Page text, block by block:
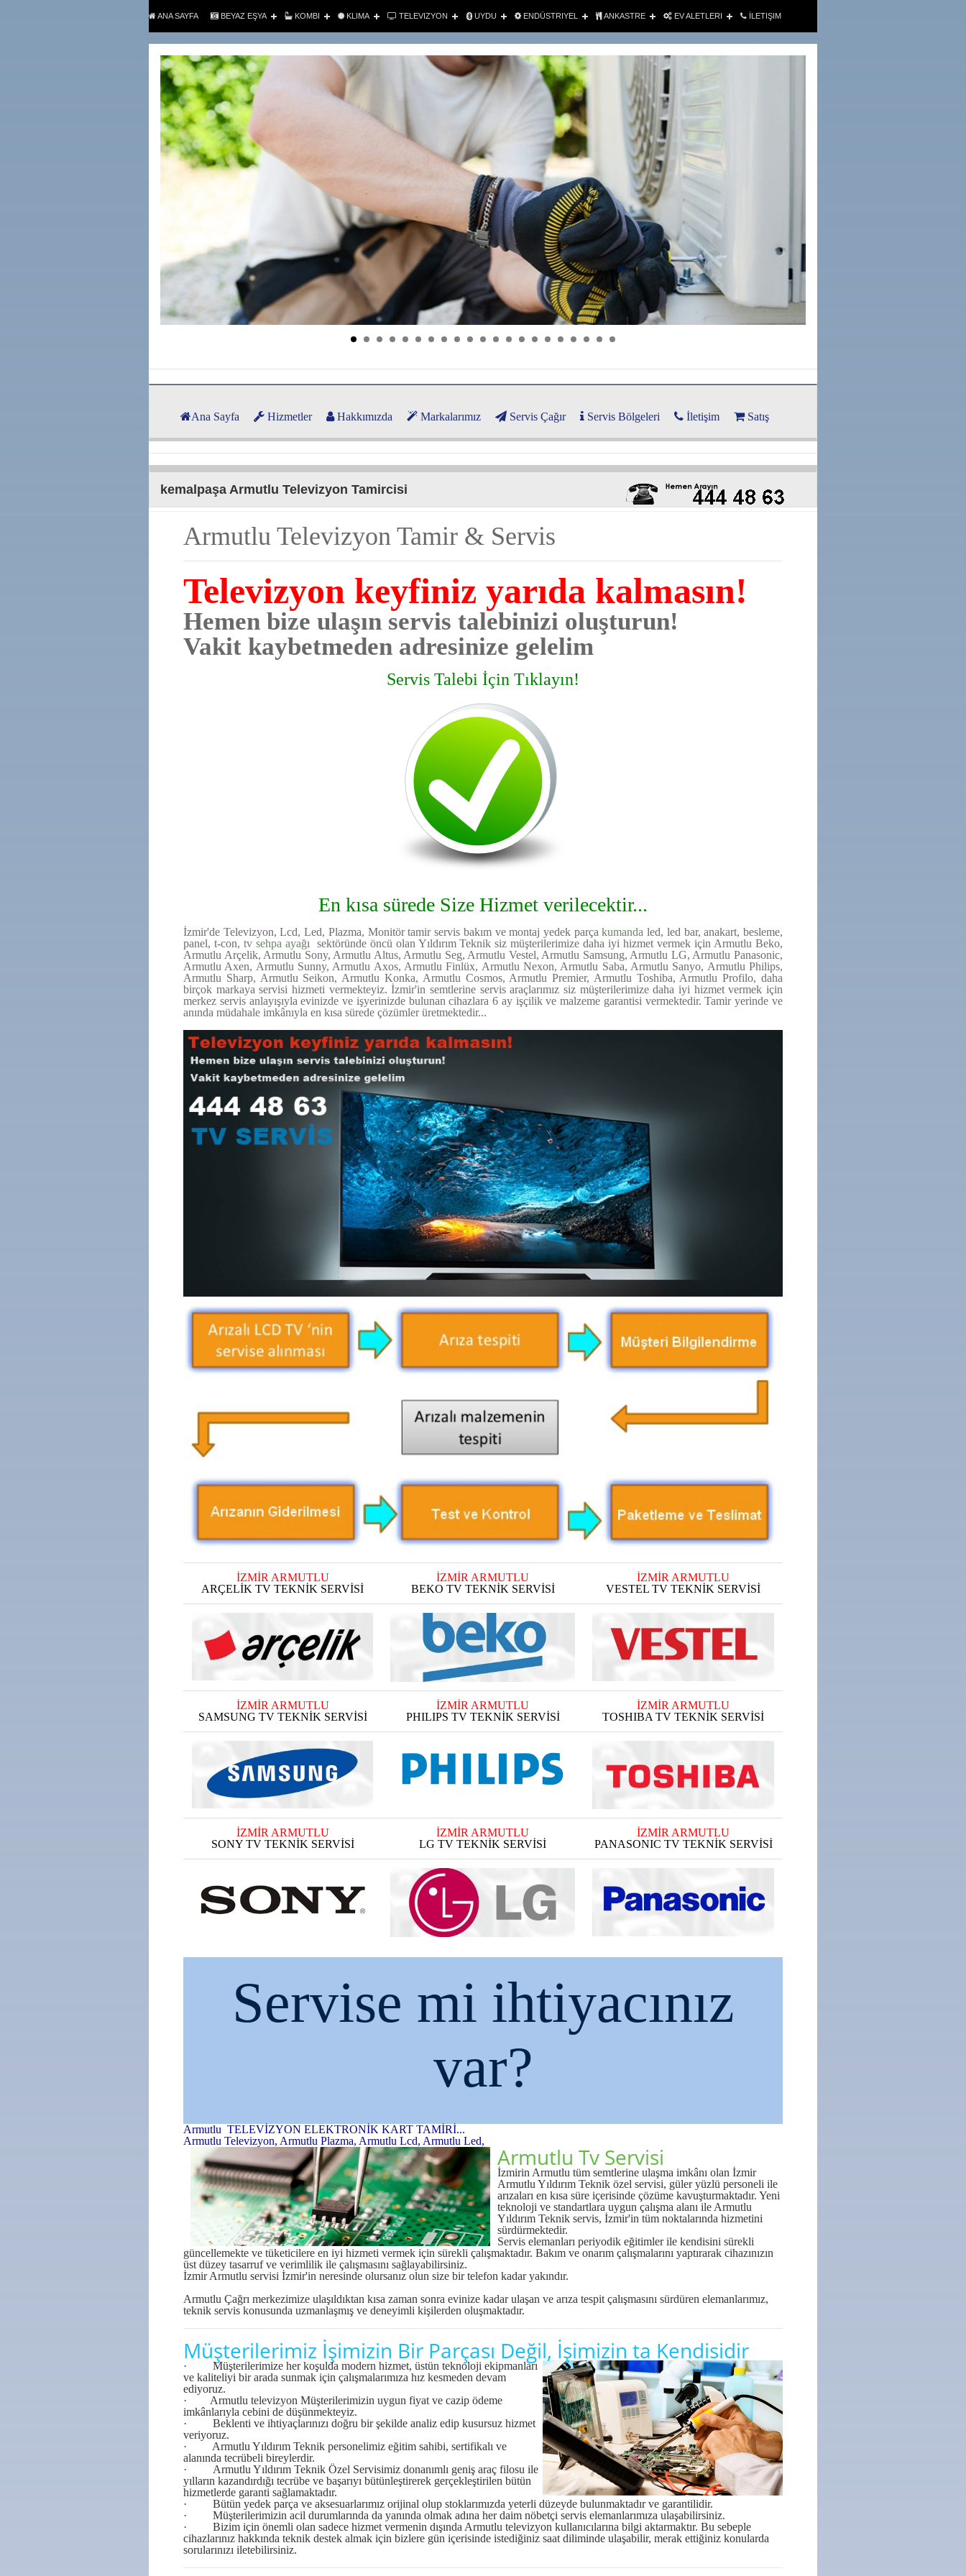
ANA SAYFA BEYAZ EŞYA KOMBI KLIMA TELEVIZYON UYDU ENDÜSTRIYEL ANKASTRE EV ALETLERI İLETIŞIM
Ana Sayfa Hizmetler Hakkımızda Markalarımız Servis Çağır Servis Bölgeleri İletişim Satış
kemalpaşa Armutlu Televizyon Tamircisi
Armutlu Televizyon Tamir & Servis
Televizyon keyfiniz yarıda kalmasın!
Hemen bize ulaşın servis talebinizi oluşturun!
Vakit kaybetmeden adresinize gelelim
Servis Talebi İçin Tıklayın!
En kısa sürede Size Hizmet verilecektir...
İzmir'de Televizyon, Lcd, Led, Plazma, Monitör tamir servis bakım ve montaj yedek parçakumanda led, led bar, anakart, besleme,
panel, t-con, tv sehpa ayağı sektöründe öncü olan Yıldırım Teknik siz müşterilerimize daha iyi hizmet vermek için Armutlu Beko,
Armutlu Arçelik, Armutlu Sony, Armutlu Altus, Armutlu Seg, Armutlu Vestel, Armutlu Samsung, Armutlu LG, Armutlu Panasonic,
Armutlu Axen, Armutlu Sunny, Armutlu Axos, Armutlu Finlüx, Armutlu Nexon, Armutlu Saba, Armutlu Sanyo, Armutlu Philips,
Armutlu Sharp, Armutlu Seikon, Armutlu Konka, Armutlu Cosmos, Armutlu Premier, Armutlu Toshiba, Armutlu Profilo, daha
birçok markaya servisi hizmeti vermekteyiz. İzmir'in semtlerine servis araçlarımız siz müşterilerimize daha iyi hizmet vermek için
merkez servis anlayışıyla evinizde ve işyerinizde bulunan cihazlara 6 ay işçilik ve malzeme garantisi vermektedir. Tamir yerinde ve
anında müdahale imkânıyla en kısa sürede çözümler üretmektedir...
İZMİR ARMUTLU
ARÇELİK TV TEKNİK SERVİSİ
İZMİR ARMUTLU
BEKO TV TEKNİK SERVİSİ
İZMİR ARMUTLU
VESTEL TV TEKNİK SERVİSİ
İZMİR ARMUTLU
SAMSUNG TV TEKNİK SERVİSİ
İZMİR ARMUTLU
PHILIPS TV TEKNİK SERVİSİ
İZMİR ARMUTLU
TOSHIBA TV TEKNİK SERVİSİ
İZMİR ARMUTLU
SONY TV TEKNİK SERVİSİ
İZMİR ARMUTLU
LG TV TEKNİK SERVİSİ
İZMİR ARMUTLU
PANASONIC TV TEKNİK SERVİSİ
Servise mi ihtiyacınız
var?
Armutlu TELEVİZYON ELEKTRONİK KART TAMİRİ...
Armutlu Televizyon, Armutlu Plazma, Armutlu Lcd, Armutlu Led,
Armutlu Tv Servisi
İzmirin Armutlu tüm semtlerine ulaşma imkânı olan İzmir
Armutlu Yıldırım Teknik özel servisi, güler yüzlü personeli ile
arızaları en kısa süre içerisinde çözüme kavuşturmaktadır. Yeni
teknoloji ve standartlara uygun çalışma alanı ile Armutlu
Yıldırım Teknik servis, İzmir'in tüm noktalarında hizmetini
sürdürmektedir.
Servis elemanları periyodik eğitimler ile kendisini sürekli
güncellemekte ve tüketicilere en iyi hizmeti vermek için sürekli çalışmaktadır. Bakım ve onarım çalışmalarını yaptırarak cihazınızın
üst düzey tasarruf ve verimlilik ile çalışmasını sağlayabilirsiniz.
İzmir Armutlu servisi İzmir'in neresinde olursanız olun size bir telefon kadar yakındır.
Armutlu Çağrı merkezimize ulaşıldıktan kısa zaman sonra evinize kadar ulaşan ve arıza tespit çalışmasını sürdüren elemanlarımız,
teknik servis konusunda uzmanlaşmış ve deneyimli kişilerden oluşmaktadır.
Müşterilerimiz İşimizin Bir Parçası Değil, İşimizin ta Kendisidir
· Müşterilerimize her koşulda modern hizmet, üstün teknoloji ekipmanları
ve kaliteliyi bir arada sunmak için çalışmalarımıza hız kesmeden devam
ediyoruz.
· Armutlu televizyon Müşterilerimizin uygun fiyat ve cazip ödeme
imkânlarıyla cebini de düşünmekteyiz.
· Beklenti ve ihtiyaçlarınızı doğru bir şekilde analiz edip kusursuz hizmet
veriyoruz.
· Armutlu Yıldırım Teknik personelimiz eğitim sahibi, sertifikalı ve
alanında tecrübeli bireylerdir.
· Armutlu Yıldırım Teknik Özel Servisimiz donanımlı geniş araç filosu ile
yılların kazandırdığı tecrübe ve başarıyı bütünleştirerek gerçekleştirilen bütün
hizmetlerde garanti sağlamaktadır.
· Bütün yedek parça ve aksesuarlarımız orijinal olup stoklarımızda yeterli düzeyde bulunmaktadır ve garantilidir.
· Müşterilerimizin acil durumlarında da yanında olmak adına her daim nöbetçi servis elemanlarımıza ulaşabilirsiniz.
· Bizim için önemli olan sadece hizmet vermenin dışında Armutlu televizyon kullanıcılarına bilgi aktarmaktır. Bu sebeple
cihazlarınız hakkında teknik destek almak için bizlere gün içerisinde istediğiniz saat diliminde ulaşabilir, merak ettiğiniz konularda
sorularınızı iletebilirsiniz.